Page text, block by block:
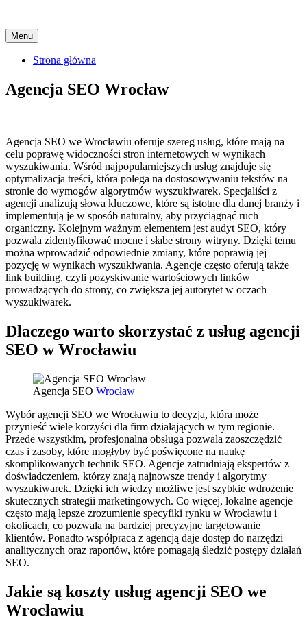
Menu Skip
to
content
Strona główna
Agencja SEO Wrocław
Agencja SEO we Wrocławiu oferuje szereg usług, które mają na
celu poprawę widoczności stron internetowych w wynikach
wyszukiwania. Wśród najpopularniejszych usług znajduje się
optymalizacja treści, która polega na dostosowywaniu tekstów na
stronie do wymogów algorytmów wyszukiwarek. Specjaliści z
agencji analizują słowa kluczowe, które są istotne dla danej branży i
implementują je w sposób naturalny, aby przyciągnąć ruch
organiczny. Kolejnym ważnym elementem jest audyt SEO, który
pozwala zidentyfikować mocne i słabe strony witryny. Dzięki temu
można wprowadzić odpowiednie zmiany, które poprawią jej
pozycję w wynikach wyszukiwania. Agencje często oferują także
link building, czyli pozyskiwanie wartościowych linków
prowadzących do strony, co zwiększa jej autorytet w oczach
wyszukiwarek.
Dlaczego warto skorzystać z usług agencji
SEO w Wrocławiu
Agencja SEO Wrocław
Wybór agencji SEO we Wrocławiu to decyzja, która może
przynieść wiele korzyści dla firm działających w tym regionie.
Przede wszystkim, profesjonalna obsługa pozwala zaoszczędzić
czas i zasoby, które mogłyby być poświęcone na naukę
skomplikowanych technik SEO. Agencje zatrudniają ekspertów z
doświadczeniem, którzy znają najnowsze trendy i algorytmy
wyszukiwarek. Dzięki ich wiedzy możliwe jest szybkie wdrożenie
skutecznych strategii marketingowych. Co więcej, lokalne agencje
często mają lepsze zrozumienie specyfiki rynku w Wrocławiu i
okolicach, co pozwala na bardziej precyzyjne targetowanie
klientów. Ponadto współpraca z agencją daje dostęp do narzędzi
analitycznych oraz raportów, które pomagają śledzić postępy działań
SEO.
Jakie są koszty usług agencji SEO we
Wrocławiu